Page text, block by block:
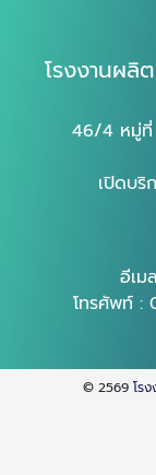
โรงงานผลิ
46/4 หมู่ที่
เปิดบริ
อีเม
โทรศัพท์ :
© 2569โร